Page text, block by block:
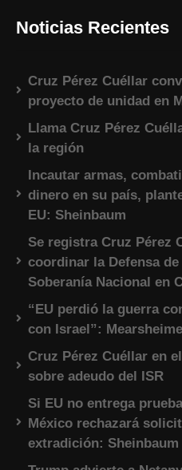
Noticias Recientes
Cruz Pérez Cuéllar
proyecto de unidad en
Llama Cruz Pérez
la región
Incautar armas,
dinero en su país,
EU: Sheinbaum
Se registra Cruz Pérez
coordinar la Defensa
Soberanía Nacional en
“EU perdió la guerra
con Israel”:
Cruz Pérez Cuéllar en
sobre adeudo del ISR
Si EU no entrega
México rechazará
extradición: Sheinbaum